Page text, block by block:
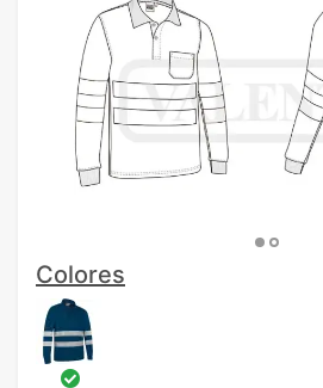
Colores